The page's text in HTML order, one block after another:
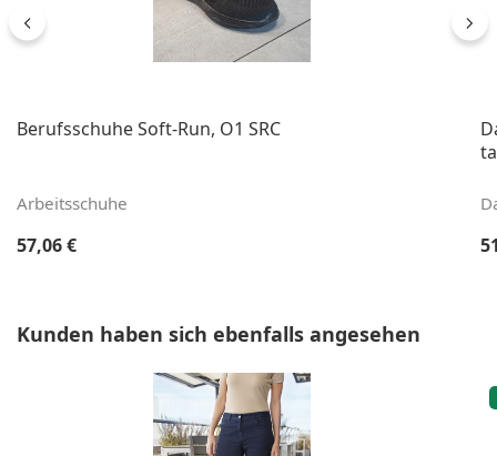
Berufsschuhe Soft-Run, O1 SRC
Arbeitsschuhe
Regulärer Preis:
57,06 €
Produktgalerie überspringen
Kunden haben sich ebenfalls angesehen